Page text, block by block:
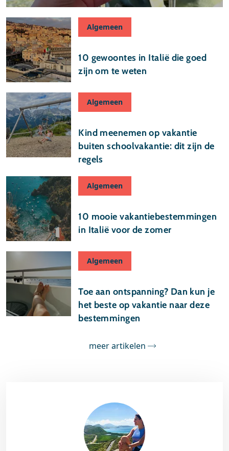
Algemeen
10 gewoontes in Italië die goed
zijn om te weten
Algemeen
Kind meenemen op vakantie
buiten schoolvakantie: dit zijn de
regels
Algemeen
10 mooie vakantiebestemmingen
in Italië voor de zomer
Algemeen
Toe aan ontspanning? Dan kun je
het beste op vakantie naar deze
bestemmingen
meer artikelen